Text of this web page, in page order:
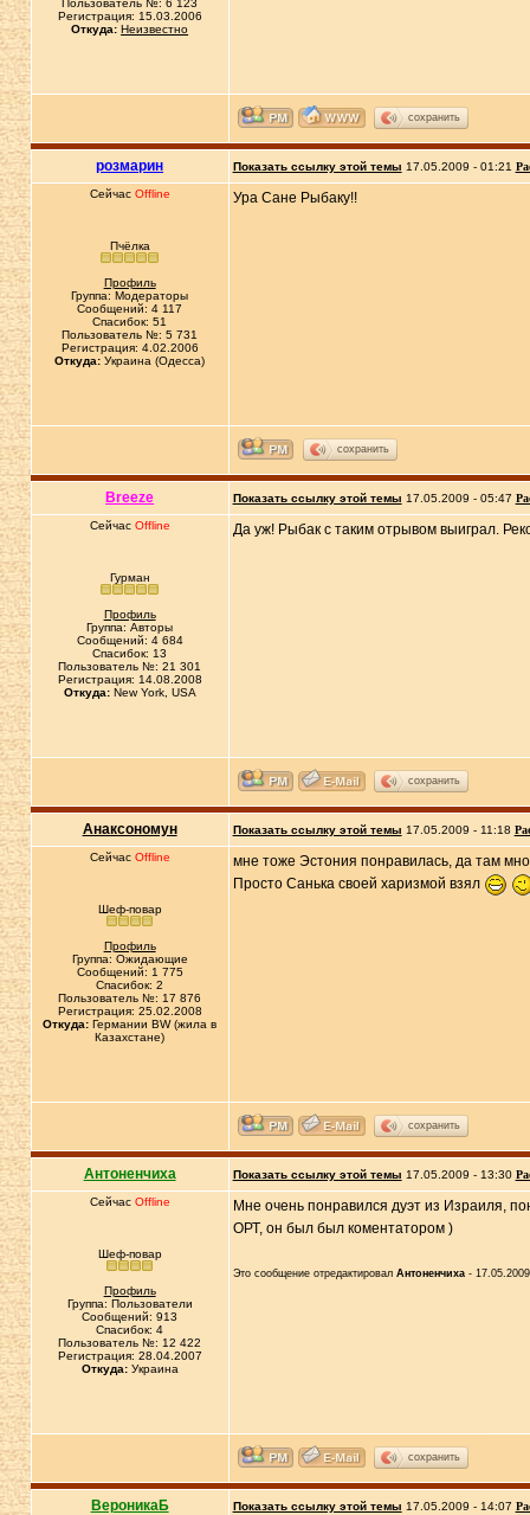
Пользователь №: 6 123
Регистрация: 15.03.2006
Откуда: Неизвестно
сохранить
розмарин Показать ссылку этой темы 17.05.2009 - 01:21
Сейчас Offline
Пчёлка
Профиль
Группа: Модераторы
Сообщений: 4 117
Спасибок: 51
Пользователь №: 5 731
Регистрация: 4.02.2006
Откуда: Украина (Одесса)
Ура Сане Рыбаку!!
сохранить
Breeze Показать ссылку этой темы 17.05.2009 - 05:47
Сейчас Offline
Гурман
Профиль
Группа: Авторы
Сообщений: 4 684
Спасибок: 13
Пользователь №: 21 301
Регистрация: 14.08.2008
Откуда:New York, USA
Да уж! Рыбак с таким отрывом выиграл.
сохранить
Анаксономун Показать ссылку этой темы 17.05.2009 - 11:18
Сейчас Offline
Шеф-повар
Профиль
Группа: Ожидающие
Сообщений: 1 775
Спасибок: 2
Пользователь №: 17 876
Регистрация: 25.02.2008
Откуда: Германии BW (жила в
Казахстане)
мне тоже Эстония понравилась, да там
Просто Санька своей харизмой взял
сохранить
Антоненчиха Показать ссылку этой темы 17.05.2009 - 13:30
Сейчас Offline
Шеф-повар
Профиль
Группа: Пользователи
Сообщений: 913
Спасибок: 4
Пользователь №: 12 422
Регистрация: 28.04.2007
Откуда:Украина
Мне очень понравился дуэт из Израиля,
ОРТ, он был был коментатором )
Это сообщение отредактировал Антоненчиха-
сохранить
ВероникаБ Показать ссылку этой темы 17.05.2009 - 14:07